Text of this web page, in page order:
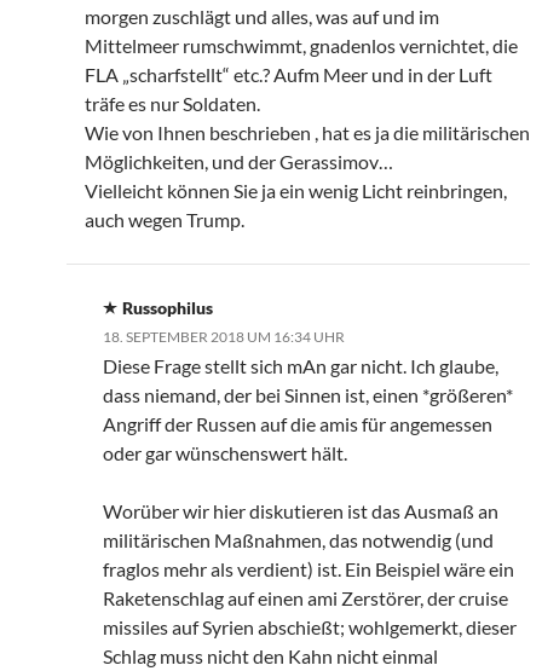
morgen zuschlägt und alles, was auf und im
Mittelmeer rumschwimmt, gnadenlos vernichtet, die
FLA „scharfstellt“ etc.? Aufm Meer und in der Luft
träfe es nur Soldaten.
Wie von Ihnen beschrieben , hat es ja die militärischen
Möglichkeiten, und der Gerassimov…
Vielleicht können Sie ja ein wenig Licht reinbringen,
auch wegen Trump.
Russophilus
18. SEPTEMBER 2018 UM 16:34 UHR
Diese Frage stellt sich mAn gar nicht. Ich glaube,
dass niemand, der bei Sinnen ist, einen *größeren*
Angriff der Russen auf die amis für angemessen
oder gar wünschenswert hält.
Worüber wir hier diskutieren ist das Ausmaß an
militärischen Maßnahmen, das notwendig (und
fraglos mehr als verdient) ist. Ein Beispiel wäre ein
Raketenschlag auf einen ami Zerstörer, der cruise
missiles auf Syrien abschießt; wohlgemerkt, dieser
Schlag muss nicht den Kahn nicht einmal